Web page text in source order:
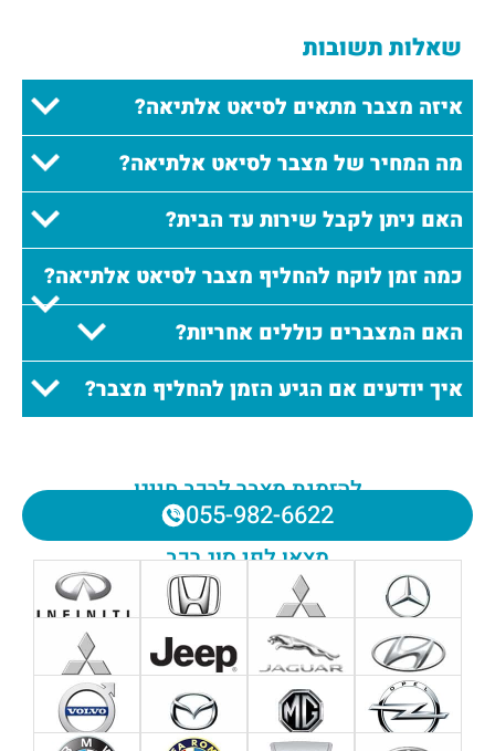
להזמנת מצבר לרכב חייגו
055-982-6622
מצאו לפי סוג רכב
שאלות תשובות
איזה מצבר מתאים לסיאט אלתיאה?
מה המחיר של מצבר לסיאט אלתיאה?
האם ניתן לקבל שירות עד הבית?
כמה זמן לוקח להחליף מצבר לסיאט אלתיאה?
האם המצברים כוללים אחריות?
איך יודעים אם הגיע הזמן להחליף מצבר?